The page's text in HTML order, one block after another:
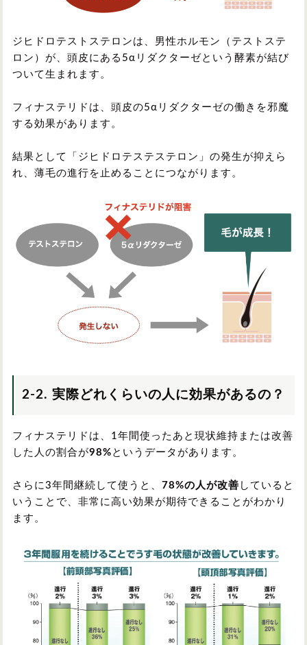
ジヒドロテストステロンは、男性ホルモン（テストステ
ロン）が、頭皮にある5αリダクターゼという酵素が結び
ついて生まれます。
フィナステリドは、頭皮の5αリダクターゼの働きを邪魔
する効果があります。
結果として「ジヒドロテステステロン」の発生が抑えら
れ、薄毛の進行を止めることにつながります。
2-2. 実際どれくらいの人に効果があるの？
フィナステリドは、1年間使ったあと現状維持または改善
した人の割合が98% というデータがあります。
さらに3年間継続して使うと、 78%の人が改善 していると
いうことで、非常に高い効果が期待できることがわかり
ます。